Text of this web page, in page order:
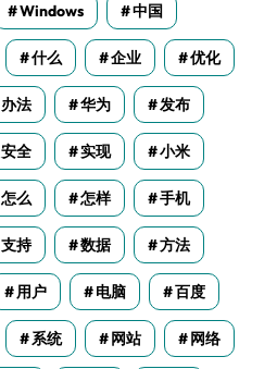
Windows 中国
什么 企业 优化
办法 华为 发布
安全 实现 小米
怎么 怎样 手机
支持 数据 方法
用户 电脑 百度
系统 网站 网络